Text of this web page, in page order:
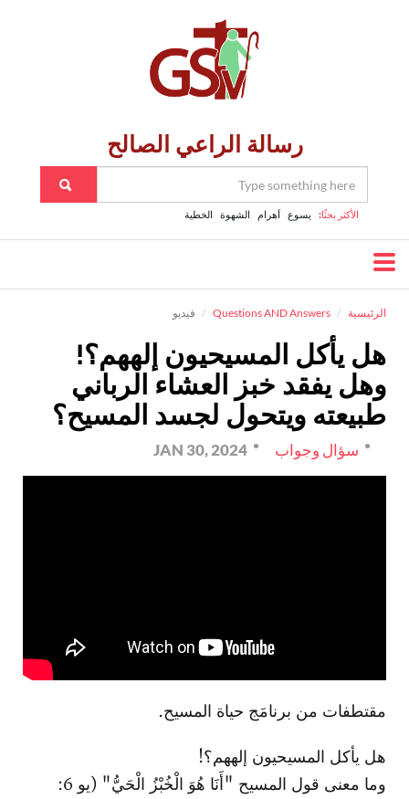
رسالة الراعي الصالح
الأكثر بحثًا: يسوع اَهرام الشهوة الخطية
الرئيسية Questions AND Answers فيديو
هل يأكل المسيحيون إلههم؟!
وهل يفقد خبز العشاء الرباني
طبيعته ويتحول لجسد المسيح؟
سؤال وجواب JAN 30, 2024
مقتطفات من برنامَج حياة المسيح.
هل يأكل المسيحيون إلههم؟!
وما معنى قول المسيح "أَنَا هُوَ الْخُبْزُ الْحَيُّ" (يو 6: